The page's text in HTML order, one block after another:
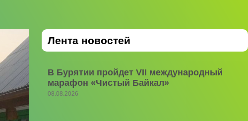
Лента новостей
В Бурятии пройдет VII международный
марафон «Чистый Байкал»
08.08.2026